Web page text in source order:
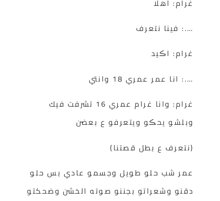
غرام: اهلا
….: فينا نتعرف
غرام: اڪيد
….: انا عمر عمري 18 وانتي
غرام: وانا غرام عمري 16 تشرفت فيك
وبلشو يحڪو ويتعرفو ع بعضن
(نتعرف ع بطل قصتنا)
عمر شب حلو طويل وجسمو عادي بس حلو
دقنو وشعراتو بجننو صوته الخشن وضحكتو